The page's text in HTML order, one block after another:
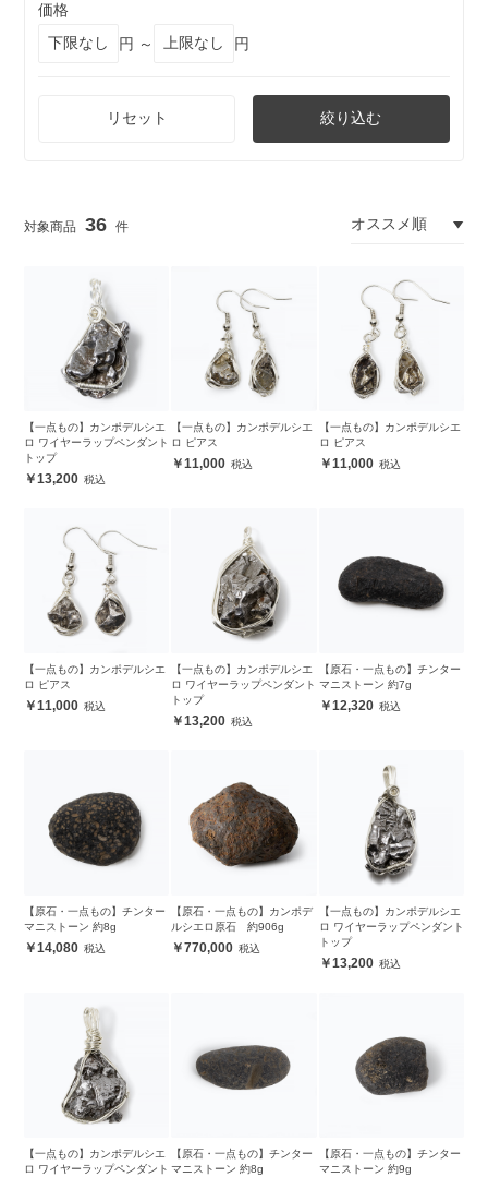
価格
円 ～
円
リセット 絞り込む
36
【一点もの】カンポデルシエ
ロ ワイヤーラップペンダント
トップ
13,200
【一点もの】カンポデルシエ
ロ ピアス
11,000
【一点もの】カンポデルシエ
ロ ピアス
11,000
【一点もの】カンポデルシエ
ロ ピアス
11,000
【一点もの】カンポデルシエ
ロ ワイヤーラップペンダント
トップ
13,200
【原石・一点もの】チンター
マニストーン 約7g
12,320
【原石・一点もの】チンター
マニストーン 約8g
14,080
【原石・一点もの】カンポデ
ルシエロ原石 約906g
770,000
【一点もの】カンポデルシエ
ロ ワイヤーラップペンダント
トップ
13,200
【一点もの】カンポデルシエ
ロ ワイヤーラップペンダント
【原石・一点もの】チンター
マニストーン 約8g
【原石・一点もの】チンター
マニストーン 約9g